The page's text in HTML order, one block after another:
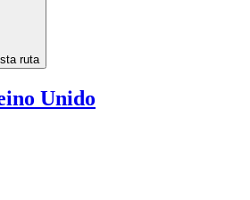
ruta
Unido